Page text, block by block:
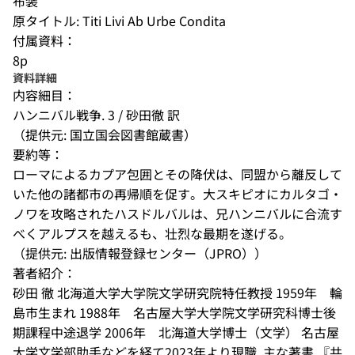
原タイトル: Titi Livi Ab Urbe Condita
付属資料：
8p
資料詳細
内容細目：
ハンニバル戦争. 3 / 砂田徹 訳
（提供元: 国立国会図書館蔵書）
要約等：
ローマによるカプア包囲とその降伏は、同盟から離反して
いた他の諸都市の再帰順を促す。大スキピオにカルタゴ・
ノワを攻略されたハスドルバルは、兄ハンニバルに合流す
べくアルプスを越えるも、壮烈な最期を遂げる。
（提供元: 出版情報登録センター（JPRO））
著者紹介：
砂田 徹 北海道大学大学院文学研究院特任教授 1959年　輪
島市生まれ 1988年　名古屋大学大学院文学研究科博士後
期課程中途退学 2006年　北海道大学博士（文学） 名古屋